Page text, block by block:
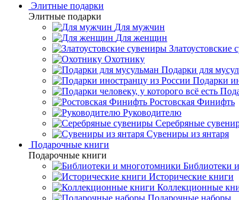
Элитные подарки
Элитные подарки
Для мужчин
Для женщин
Златоустовские
Охотнику
Подарки для
Подарки
Ростовская Финифть
Руководителю
Серебряные
Сувениры из янтаря
Подарочные книги
Подарочные книги
Библиотеки
Исторические книги
Коллекционные
Подарочные наборы